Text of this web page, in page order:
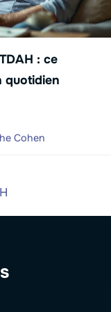
: ce
quotidien
Cohen